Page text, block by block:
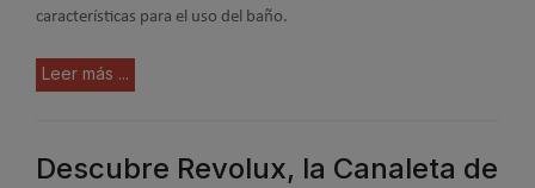
características para el uso del baño.
Leer más ...
Descubre Revolux, la Canaleta de